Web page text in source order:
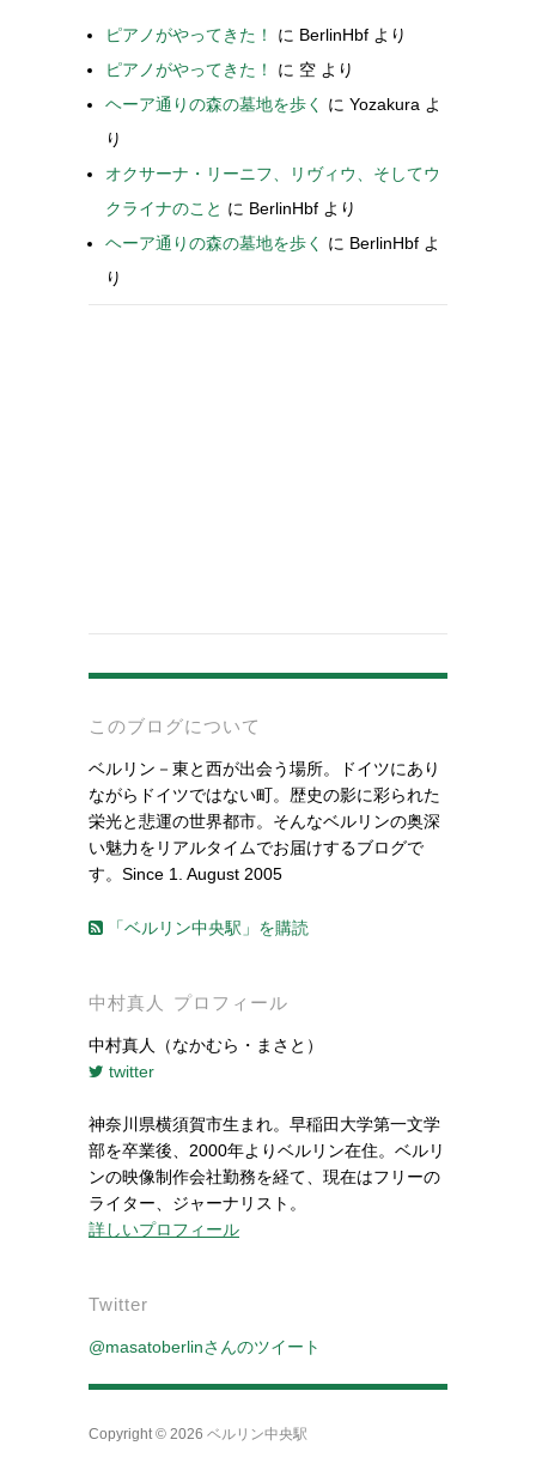
ピアノがやってきた！ に BerlinHbf より
ピアノがやってきた！
に 空 より
ヘーア通りの森の墓地を歩く
に Yozakura よ
り
オクサーナ・リーニフ、リヴィウ、そしてウ
クライナのこと に BerlinHbf より
ヘーア通りの森の墓地を歩く
に BerlinHbf よ
り
このブログについて
ベルリン－東と西が出会う場所。ドイツにあり
ながらドイツではない町。歴史の影に彩られた
栄光と悲運の世界都市。そんなベルリンの奥深
い魅力をリアルタイムでお届けするブログで
す。Since 1. August 2005
「ベルリン中央駅」を購読
中村真人 プロフィール
中村真人（なかむら・まさと）
twitter
神奈川県横須賀市生まれ。早稲田大学第一文学
部を卒業後、2000年よりベルリン在住。ベルリ
ンの映像制作会社勤務を経て、現在はフリーの
ライター、ジャーナリスト。
詳しいプロフィール
Twitter
@masatoberlinさんのツイート
Copyright © 2026 ベルリン中央駅